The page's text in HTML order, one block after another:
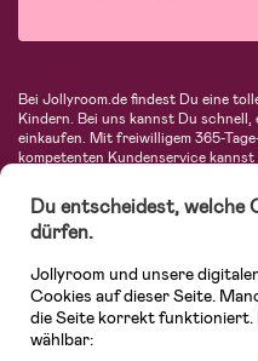
Bei Jollyroom.de findest Du eine
Kindern. Bei uns kannst Du
einkaufen. Mit freiwilligem 365-
kompetenten Kundenservice
Autositze, Kinder- und Babymode,
fantastischer
vieles mehr. Wir haben Produkte
Avent, Jack Wolfskin, Cybex,
unserer vielfältigen Online-
Du entscheidest, welche
dürfen.
Jollyroom und unsere
Cookies auf dieser Seite.
die Seite korrekt funktioniert.
wählbar: